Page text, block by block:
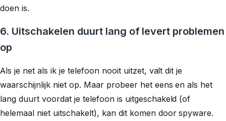
doen is.
6. Uitschakelen duurt lang of levert problemen
op
Als je net als ik je telefoon nooit uitzet, valt dit je
waarschijnlijk niet op. Maar probeer het eens en als het
lang duurt voordat je telefoon is uitgeschakeld (of
helemaal niet uitschakelt), kan dit komen door spyware.